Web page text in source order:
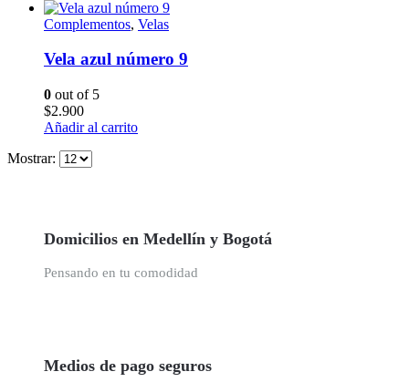
Complementos, Velas
Vela azul número 9
0 out of 5
$2.900
Añadir al carrito
Mostrar:
Domicilios en Medellín y Bogotá
Pensando en tu comodidad
Medios de pago seguros